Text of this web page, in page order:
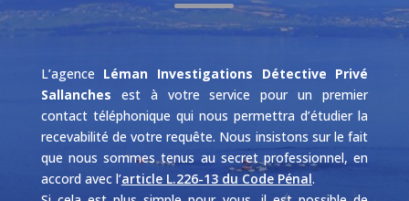
L’agence Léman Investigations Détective Privé
Sallanches est à votre service pour un premier
contact téléphonique qui nous permettra d’étudier la
recevabilité de votre requête. Nous insistons sur le fait
que nous sommes tenus au secret professionnel, en
accord avec l’article L.226-13 du Code Pénal.